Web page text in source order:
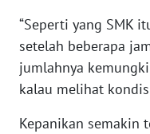
“Seperti yang SMK
setelah beberapa
jumlahnya
kalau melihat
Kepanikan semakin
PAPUA
WN
PAPUA